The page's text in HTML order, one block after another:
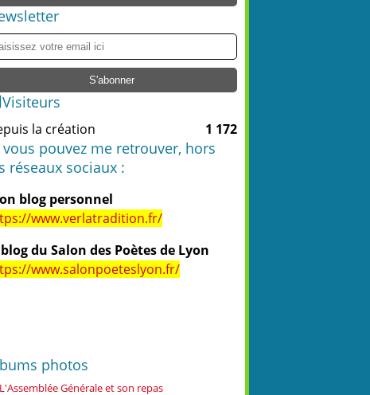
Visiteurs
la création 1 172
vous pouvez me retrouver, hors
réseaux sociaux :
blog personnel
www.verlatradition.fr/
du Salon des Poètes de Lyon
www.salonpoeteslyon.fr/
photos